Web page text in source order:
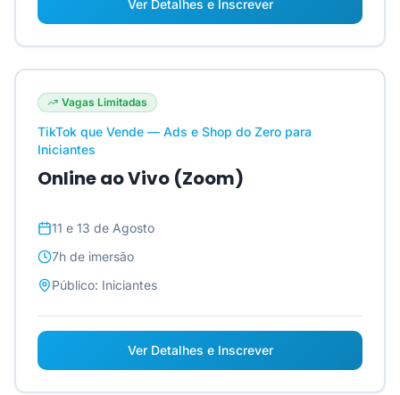
Ver Detalhes e Inscrever
Vagas Limitadas
TikTok que Vende — Ads e Shop do Zero para
Iniciantes
Online ao Vivo (Zoom)
11 e 13 de Agosto
7h de imersão
Público: Iniciantes
Ver Detalhes e Inscrever